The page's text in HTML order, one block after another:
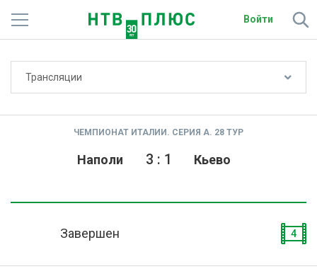
Войти
Трансляции
ЧЕМПИОНАТ ИТАЛИИ. СЕРИЯ А. 28 ТУР
Наполи Кьево
3 : 1
Завершен 4